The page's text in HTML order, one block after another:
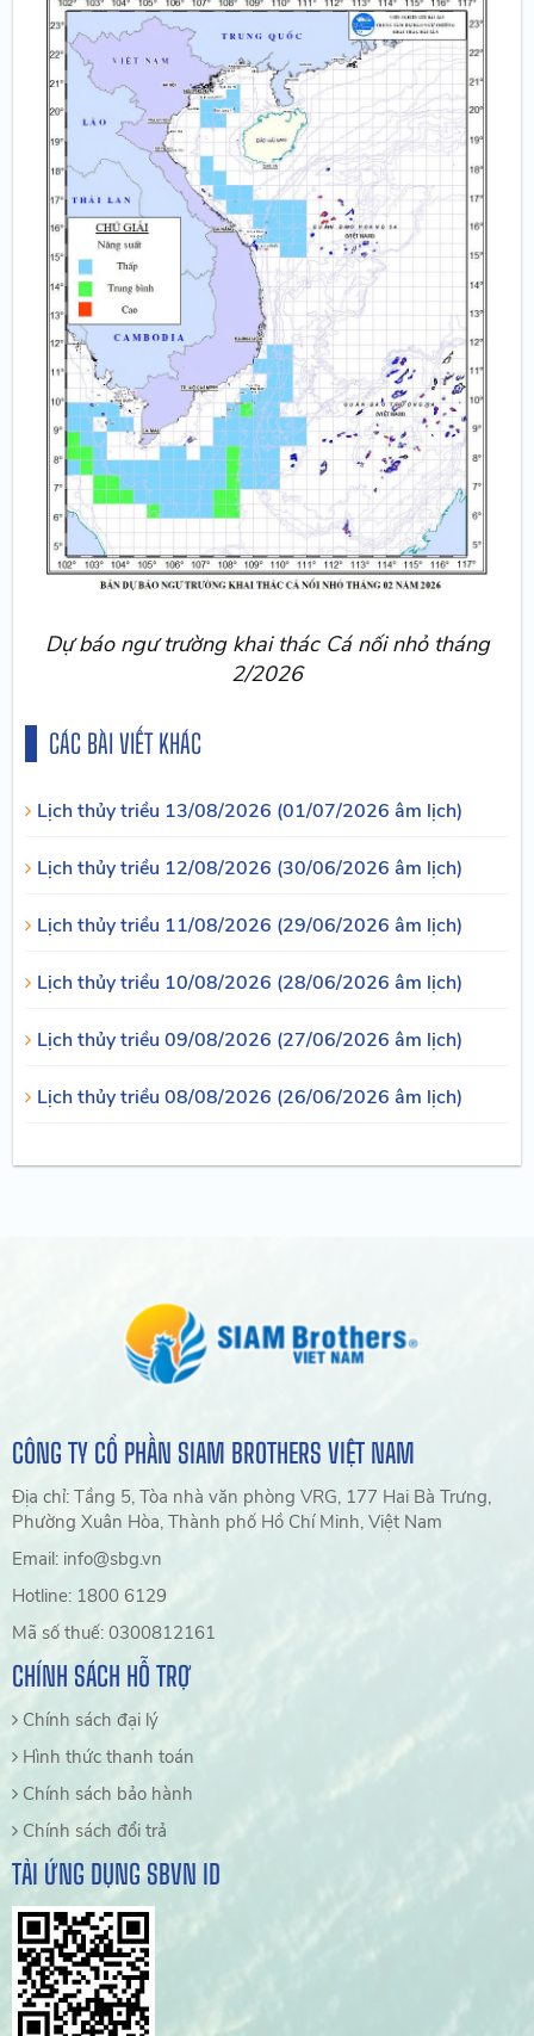
Dự báo ngư trường khai thác Cá nối nhỏ tháng
2/2026
CÁC BÀI VIẾT KHÁC
Lịch thủy triều 13/08/2026 (01/07/2026 âm lịch)
Lịch thủy triều 12/08/2026 (30/06/2026 âm lịch)
Lịch thủy triều 11/08/2026 (29/06/2026 âm lịch)
Lịch thủy triều 10/08/2026 (28/06/2026 âm lịch)
Lịch thủy triều 09/08/2026 (27/06/2026 âm lịch)
Lịch thủy triều 08/08/2026 (26/06/2026 âm lịch)
CÔNG TY CỔ PHẦN SIAM BROTHERS VIỆT NAM
Địa chỉ: Tầng 5, Tòa nhà văn phòng VRG, 177 Hai Bà Trưng,
Phường Xuân Hòa, Thành phố Hồ Chí Minh, Việt Nam
Email: info@sbg.vn
Hotline: 1800 6129
Mã số thuế: 0300812161
CHÍNH SÁCH HỖ TRỢ
Chính sách đại lý
Hình thức thanh toán
Chính sách bảo hành
Chính sách đổi trả
TẢI ỨNG DỤNG SBVN ID